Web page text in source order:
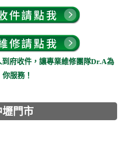
府收件，讓專業維修團隊Dr.A為
你服務！
壢門市